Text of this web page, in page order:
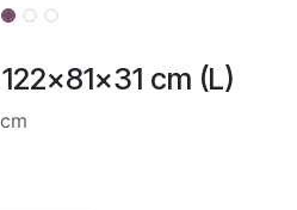
cm (L)